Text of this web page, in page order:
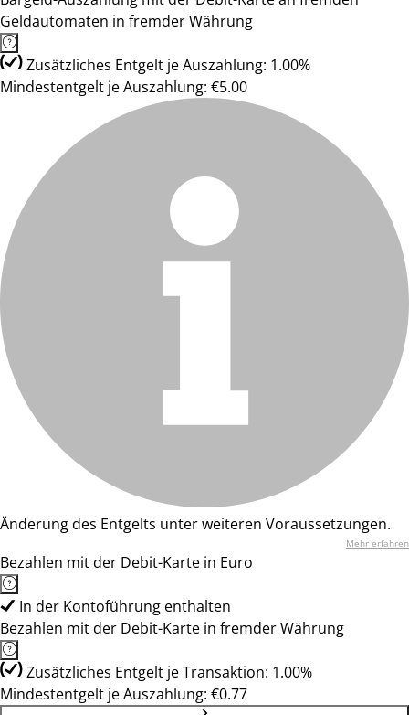
Geldautomaten in fremder Währung
Zusätzliches Entgelt je Auszahlung: 1.00%
Mindestentgelt je Auszahlung: €5.00
Änderung des Entgelts unter weiteren Voraussetzungen.
Mehr erfahren
Bezahlen mit der Debit-Karte in Euro
In der Kontoführung enthalten
Bezahlen mit der Debit-Karte in fremder Währung
Zusätzliches Entgelt je Transaktion: 1.00%
Mindestentgelt je Auszahlung: €0.77